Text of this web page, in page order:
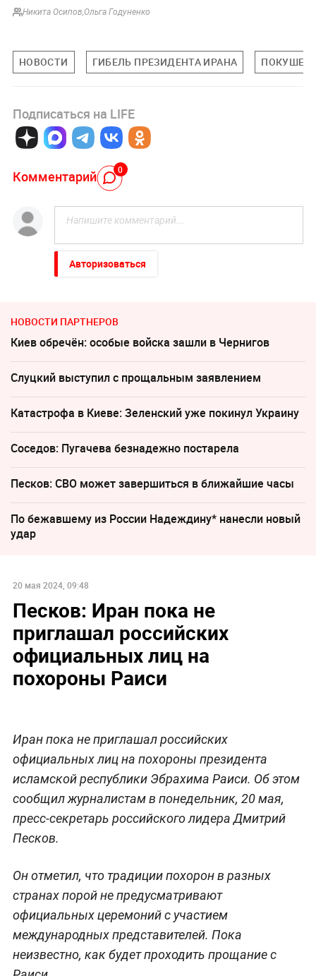
Никита Осипов,Ольга Годуненко
НОВОСТИ ГИБЕЛЬ ПРЕЗИДЕНТА ИРАНА
Подписаться на LIFE
Комментарий 0
Авторизоваться
НОВОСТИ ПАРТНЕРОВ
Киев обречён: особые войска зашли в Чернигов
Слуцкий выступил с прощальным заявлением
Катастрофа в Киеве: Зеленский уже покинул Украину
Соседов: Пугачева безнадежно постарела
Песков: СВО может завершиться в ближайшие часы
По бежавшему из России Надеждину* нанесли новый
удар
20 мая 2024, 09:48
Песков: Иран пока не
приглашал российских
официальных лиц на
похороны Раиси
Иран пока не приглашал российских
официальных лиц на похороны президента
исламской республики Эбрахима Раиси. Об этом
сообщил журналистам в понедельник, 20 мая,
пресс-секретарь российского лидера Дмитрий
Песков.
Он отметил, что традиции похорон в разных
странах порой не предусматривают
официальных церемоний с участием
международных представителей. Пока
неизвестно, как будет проходить прощание с